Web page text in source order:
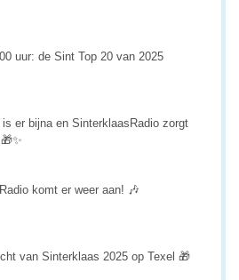
uur: de Sint Top 20 van 2025
er bijna en SinterklaasRadio zorgt
komt er weer aan! 🎶
van Sinterklaas 2025 op Texel 🎁